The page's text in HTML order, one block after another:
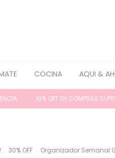
COCINA AQUI &
· 10% OFF EN COMPRAS
. 30% OFF . Organizador Semanal